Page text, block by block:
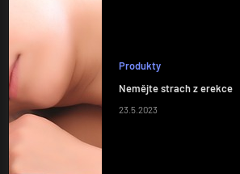
Produkty
Nemějte strach z erekce
23.5.2023